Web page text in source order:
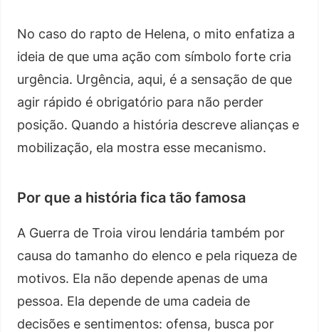
No caso do rapto de Helena, o mito enfatiza a
ideia de que uma ação com símbolo forte cria
urgência. Urgência, aqui, é a sensação de que
agir rápido é obrigatório para não perder
posição. Quando a história descreve alianças e
mobilização, ela mostra esse mecanismo.
Por que a história fica tão famosa
A Guerra de Troia virou lendária também por
causa do tamanho do elenco e pela riqueza de
motivos. Ela não depende apenas de uma
pessoa. Ela depende de uma cadeia de
decisões e sentimentos: ofensa, busca por